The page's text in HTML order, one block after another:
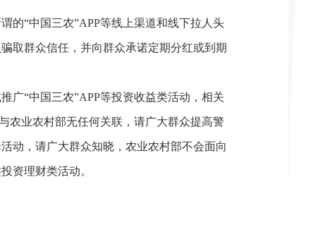
的“中国三农”APP等线上渠道和线下拉人头
取群众信任，并向群众承诺定期分红或到期
广“中国三农”APP等投资收益类活动，相关
农业农村部无任何关联，请广大群众提高警
动，请广大群众知晓，农业农村部不会面向
资理财类活动。